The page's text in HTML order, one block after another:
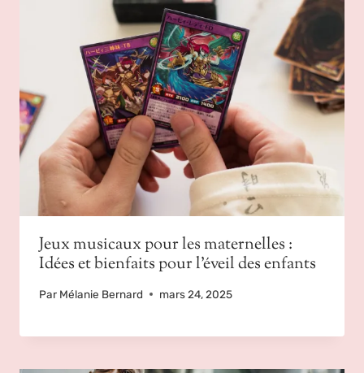
Jeux musicaux pour les maternelles :
Idées et bienfaits pour l’éveil des enfants
Par Mélanie Bernard mars 24, 2025